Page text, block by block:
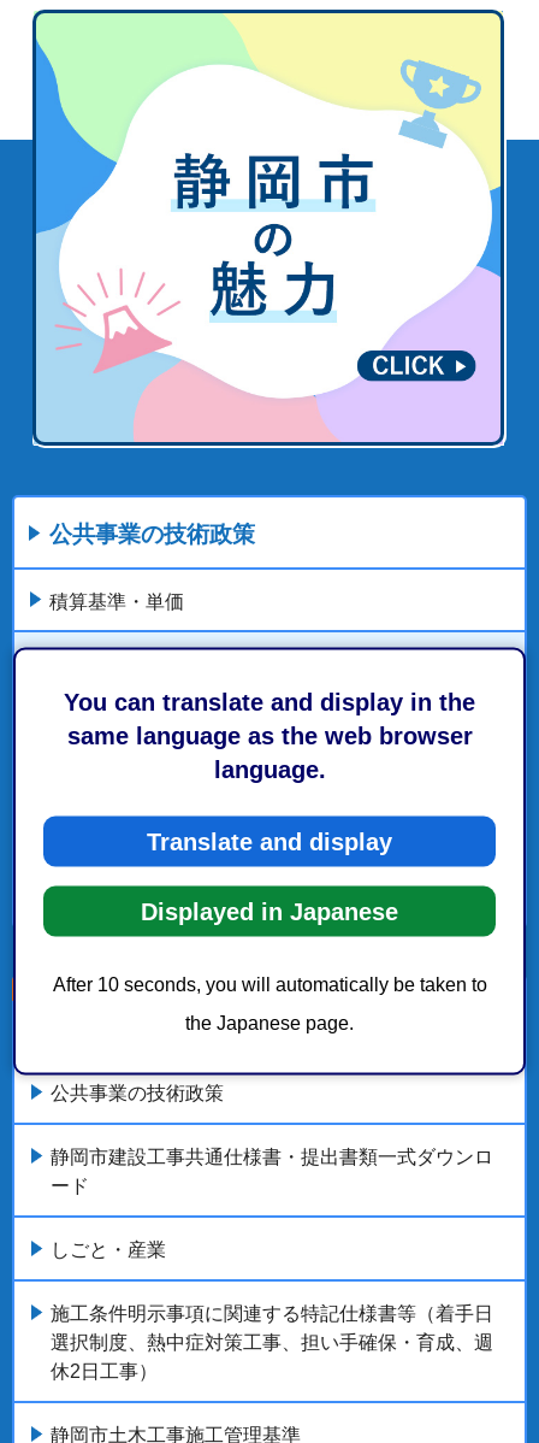
You can translate and display in the
same language as the web browser
language.
Translate and display
Displayed in Japanese
After 10 seconds, you will automatically be taken to
the Japanese page.
公共事業の技術政策
積算基準・単価
工事関係様式
もっとみる
こちらの記事も読まれています。
公共事業の技術政策
静岡市建設工事共通仕様書・提出書類一式ダウンロ
ード
しごと・産業
施工条件明示事項に関連する特記仕様書等（着手日
選択制度、熱中症対策工事、担い手確保・育成、週
休2日工事）
静岡市土木工事施工管理基準